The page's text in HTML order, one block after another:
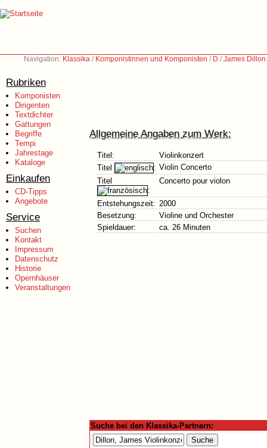
Navigation: Klassika / Komponistinnen und Komponisten / D /James
Rubriken
Komponisten
Dirigenten
Textdichter
Gattungen
Begriffe
Tempi
Jahrestage
Kataloge
Einkaufen
CD-Tipps
Angebote
Service
Suchen
Kontakt
Impressum
Datenschutz
Historie
Opernhäuser
Veranstaltungen
Allgemeine Angaben zum Werk:
Titel:
Violinkonzert
Titel
: Violin Concerto
Titel
:
Concerto pour violon
Entstehungszeit: 2000
Besetzung:
Violine und Orchester
Spieldauer:
ca. 26 Minuten
Suche bei den Klassika-Partnern: